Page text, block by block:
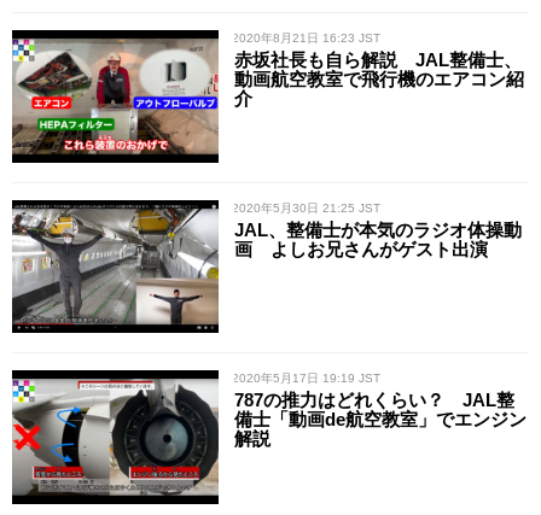
/ 2020年8月21日 16:23 JST
赤坂社長も自ら解説 JAL整備士、
動画航空教室で飛行機のエアコン紹
介
/ 2020年5月30日 21:25 JST
JAL、整備士が本気のラジオ体操動
画 よしお兄さんがゲスト出演
/ 2020年5月17日 19:19 JST
787の推力はどれくらい？ JAL整
備士「動画de航空教室」でエンジン
解説